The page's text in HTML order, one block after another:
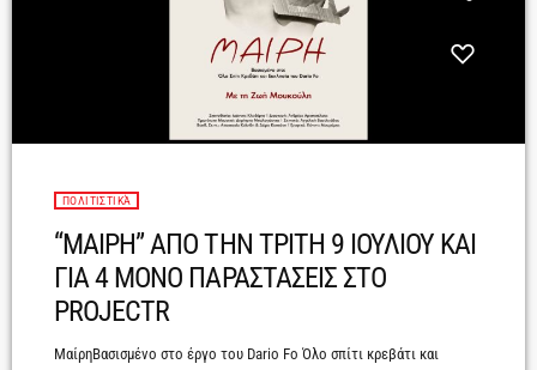
ΠΟΛΙΤΙΣΤΙΚΆ
“ΜΑΙΡΗ” ΑΠΟ ΤΗΝ ΤΡΙΤΗ 9 ΙΟΥΛΙΟΥ ΚΑΙ
ΓΙΑ 4 ΜΟΝΟ ΠΑΡΑΣΤΑΣΕΙΣ ΣΤΟ
PROJECTR
ΜαίρηΒασισμένο στο έργο του Dario Fo Όλο σπίτι κρεβάτι και